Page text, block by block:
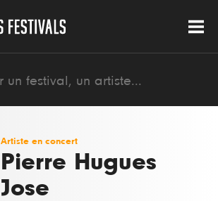
Artiste en concert
Pierre Hugues
Jose